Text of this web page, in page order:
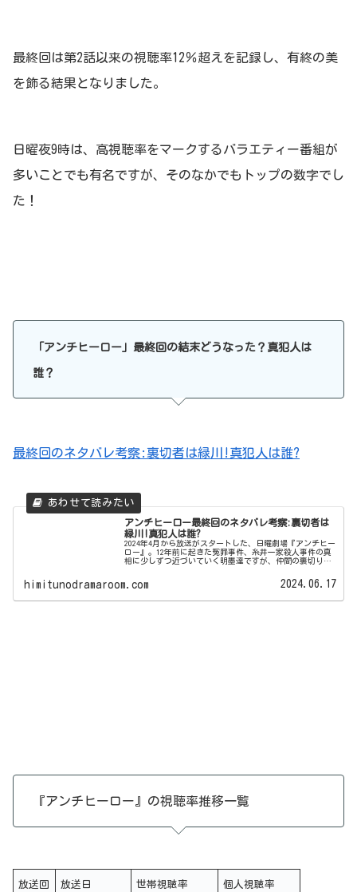
最終回は第2話以来の視聴率12％超えを記録し、有終の美
を飾る結果となりました。
日曜夜9時は、高視聴率をマークするバラエティー番組が
多いことでも有名ですが、そのなかでもトップの数字でし
た！
「アンチヒーロー」最終回の結末どうなった？真犯人は
誰？
最終回のネタバレ考察:裏切者は緑川!真犯人は誰?
アンチヒーロー最終回のネタバレ考察:裏切者は
緑川!真犯人は誰?
2024年4月から放送がスタートした、日曜劇場『アンチヒー
ロー』。12年前に起きた冤罪事件、糸井一家殺人事件の真
相に少しずつ近づいていく明墨達ですが、仲間の裏切り疑
himitunodramaroom.com 2024.06.17
『アンチヒーロー』の視聴率推移一覧
放送回 放送日 世帯視聴率 個人視聴率